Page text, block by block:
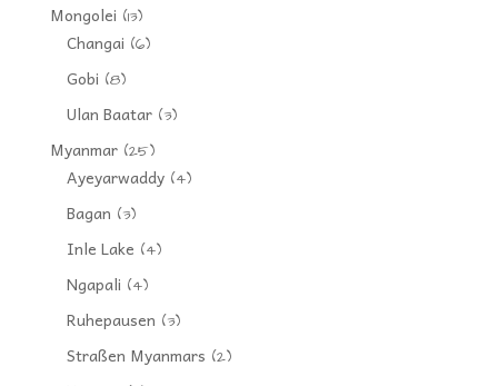
Mongolei (13)
Changai (6)
Gobi (8)
Ulan Baatar(3)
Myanmar(25)
Ayeyarwaddy(4)
Bagan (3)
Inle Lake (4)
Ngapali (4)
Ruhepausen (3)
Straßen Myanmars (2)